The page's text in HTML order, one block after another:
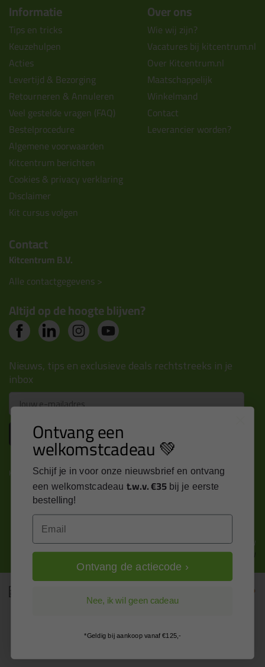
Informatie
Tips en tricks
Keuzehulpen
Acties
Levertijd & Bezorging
Retourneren & Annuleren
Veel gestelde vragen (FAQ)
Bestelprocedure
Algemene voorwaarden
Kitcentrum berichten
Cookies & privacy verklaring
Disclaimer
Kit cursus volgen
Over ons
Wie wij zijn?
Vacatures bij kitcentrum.nl
Over Kitcentrum.nl
Maatschappelijk
Winkelmand
Contact
Leverancier worden?
Contact
Kitcentrum B.V.
Alle contactgegevens >
Altijd op de hoogte blijven?
Nieuws, tips en exclusieve deals rechtstreeks in je
inbox
Email
Inschrijven
Kitcentrum is trots op:
Alle prijzen zijn in EURO en excl. 21% BTW
wijzig naar incl. BTW
Ontvang een
welkomstcadeau 💚
Schijf je in voor onze nieuwsbrief en ontvang
een welkomstcadeau t.w.v. €35 bij je eerste
bestelling!
Email
Ontvang de actiecode ›
Nee, ik wil geen cadeau
*Geldig bij aankoop vanaf €125,-